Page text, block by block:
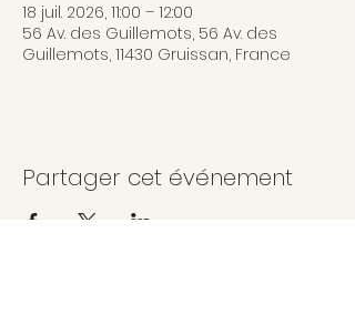
18 juil. 2026, 11:00 – 12:00
56 Av. des Guillemots, 56 Av. des
Guillemots, 11430 Gruissan, France
Partager cet événement